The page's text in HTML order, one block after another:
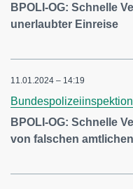
BPOLI-OG: Schnelle
unerlaubter Einreise
11.01.2024 – 14:19
BPOLI-OG: Schnelle
von falschen